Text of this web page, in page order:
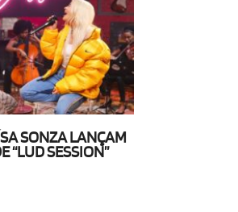
SONZA LANÇAM
“LUD SESSION”